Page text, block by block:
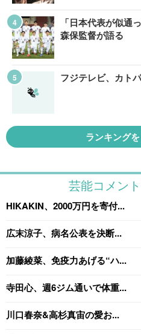
「日本代表が似通
森保監督が語る
フジテレビ、カト
ランキング